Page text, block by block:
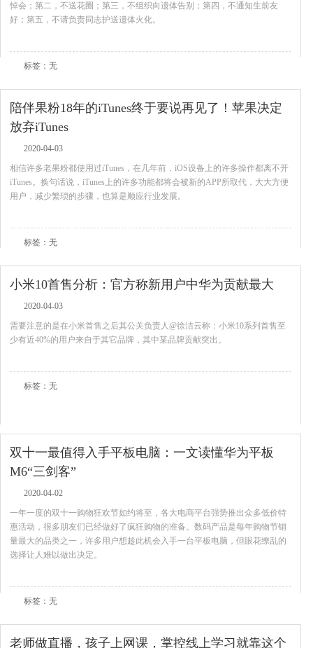
悼会；第二，不送花圈；第三，不组织向遗体告别；第四，不通知生前友
好；第五，不请负责同志护送遗体火化。
标签：无
陪伴果粉18年的iTunes终于要说再见了！苹果决定
放弃iTunes
2020-04-03
相信许多老果粉都使用过iTunes，在几年前，iOS设备上的许多操作都离不开
iTunes。换句话说，iTunes上的许多功能都将会被新的APP所取代，大大方便
用户，减少繁琐的步骤，也算是顺应行业发展。
标签：无
小米10首售分析：官方称新用户中华为贡献最大
2020-04-03
需要注意的是在小米首售之后其公关负责人@徐洁云称：小米10系列首售至
少有近40%的用户来自于其它品牌，其中某品牌贡献突出。
标签：无
双十一最值得入手平板电脑：一文读懂华为平板
M6“三剑客”
2020-04-02
一年一度的双十一购物狂欢节如约将至，各大电商平台强势推出众多低价特
惠活动，很多朋友们已经做好了疯狂购物的准备。数码产品是每年购物节销
量最大的品类之一，许多用户想趁此机会入手一台平板电脑，但眼花缭乱的
选择让人难以做出决定。
标签：无
老师做直播，孩子上网课，掌控线上学习就靠这个